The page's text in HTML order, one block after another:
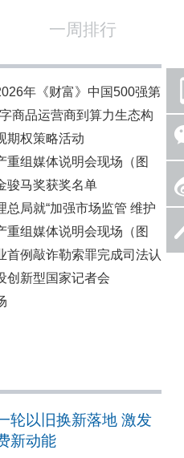
一周排行
年《财富》中国500强第
升彰显发展韧性
商品运营商到算力生态构
期权策略活动
重组媒体说明会现场（图
骏马奖获奖名单
总局就“加强市场监管 维护
重组媒体说明会现场（图
首例敲诈勒索罪完成司法认
击“职业索赔人”
创新型国家记者会
轮以旧换新落地 激发
新动能